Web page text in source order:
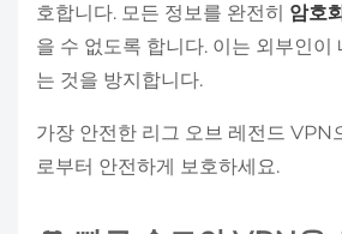
호합니다. 모든 정보를 완전히 암호
을 수 없도록 합니다. 이는 외부인이
는 것을 방지합니다.
가장 안전한 리그 오브 레전드 VPN
로부터 안전하게 보호하세요.